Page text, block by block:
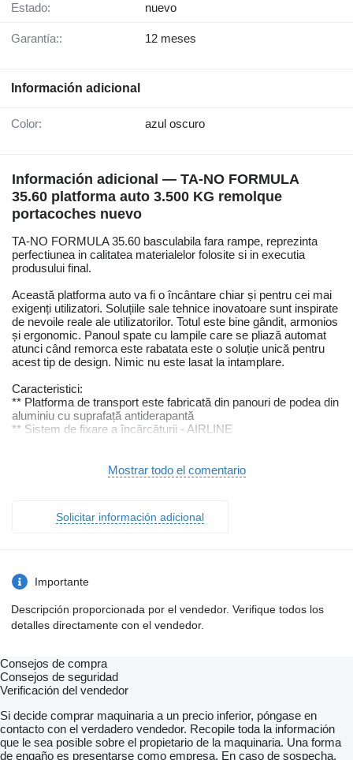
Estado: nuevo
Garantía:: 12 meses
Información adicional
Color: azul oscuro
Información adicional — TA-NO FORMULA
35.60 platforma auto 3.500 KG remolque
portacoches nuevo
TA-NO FORMULA 35.60 basculabila fara rampe, reprezinta
perfectiunea in calitatea materialelor folosite si in executia
produsului final.
Această platforma auto va fi o încântare chiar și pentru cei mai
exigenți utilizatori. Soluțiile sale tehnice inovatoare sunt inspirate
de nevoile reale ale utilizatorilor. Totul este bine gândit, armonios
și ergonomic. Panoul spate cu lampile care se pliază automat
atunci când remorca este rabatata este o soluție unică pentru
acest tip de design. Nimic nu este lasat la intamplare.
Caracteristici:
** Platforma de transport este fabricată din panouri de podea din
aluminiu cu suprafață antiderapantă
** Sistem de fixare a încărcăturii - AIRLINE
** Roti 195/55 R10C
** Sasiu galvanizat
** Platou complet din Aluminiu
** Lumini de gabarit si spate full LED
** Panouri laterale vopsite in camp electrostatic
** Lumini de lucru automate
telecomanda
** Sistem de basculare electro-hidraulic controlat din
telecomanda
Echipamente optionale:
** Roata de rezerva - 190 euro
** Jante aliaj 6 buc - 770 euro
Mostrar todo el comentario
Solicitar información adicional
Importante
Descripción proporcionada por el vendedor. Verifique todos los
detalles directamente con el vendedor.
Consejos de compra
Consejos de seguridad
Verificación del vendedor
Si decide comprar maquinaria a un precio inferior, póngase en
contacto con el verdadero vendedor. Recopile toda la información
que le sea posible sobre el propietario de la maquinaria. Una forma
de engaño es presentarse como empresa. En caso de sospecha,